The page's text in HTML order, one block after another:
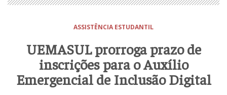
ASSISTÊNCIA ESTUDANTIL
UEMASUL prorroga prazo de
inscrições para o Auxílio
Emergencial de Inclusão Digital